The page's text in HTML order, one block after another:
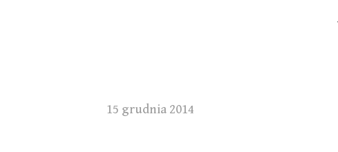
15 grudnia 2014